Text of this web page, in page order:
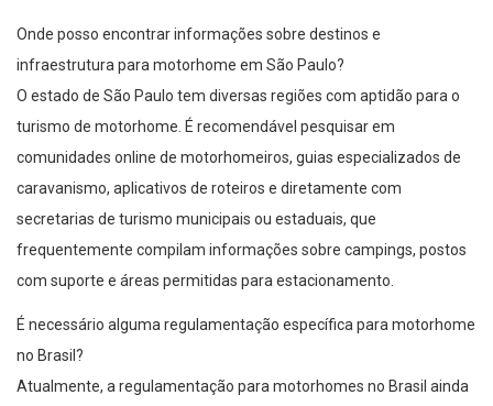
Onde posso encontrar informações sobre destinos e
infraestrutura para motorhome em São Paulo?
O estado de São Paulo tem diversas regiões com aptidão para o
turismo de motorhome. É recomendável pesquisar em
comunidades online de motorhomeiros, guias especializados de
caravanismo, aplicativos de roteiros e diretamente com
secretarias de turismo municipais ou estaduais, que
frequentemente compilam informações sobre campings, postos
com suporte e áreas permitidas para estacionamento.
É necessário alguma regulamentação específica para motorhome
no Brasil?
Atualmente, a regulamentação para motorhomes no Brasil ainda